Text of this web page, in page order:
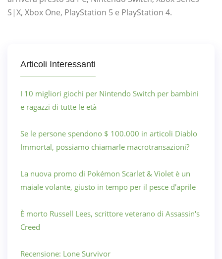
S|X, Xbox One, PlayStation 5 e PlayStation 4.
Articoli Interessanti
I 10 migliori giochi per Nintendo Switch per bambini
e ragazzi di tutte le età
Se le persone spendono $ 100.000 in articoli Diablo
Immortal, possiamo chiamarle macrotransazioni?
La nuova promo di Pokémon Scarlet & Violet è un
maiale volante, giusto in tempo per il pesce d'aprile
È morto Russell Lees, scrittore veterano di Assassin's
Creed
Recensione: Lone Survivor